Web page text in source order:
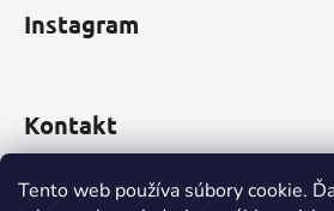
Tento web používa súbory cookie.
Instagram
Kontakt
obchod@incomp.sk